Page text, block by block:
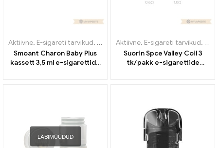
Aktiivne, E-sigareti tarvikud, Aurusti
Smoant Charon Baby Plus
kassett 3,5 ml e-sigarettide
Aktiivne, E-sigareti tarvikud,
Suorin Spce Valley Coil 3
tk/pakk e-sigarettide
LÄBIMÜÜDUD